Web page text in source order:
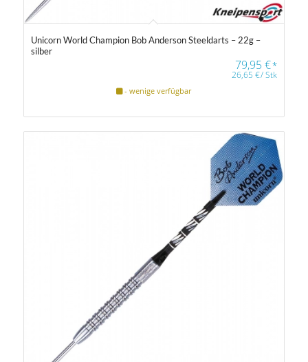
Unicorn World Champion Bob Anderson Steeldarts – 22g –
silber
79,95€*
26,65€/Stk
- wenige verfügbar